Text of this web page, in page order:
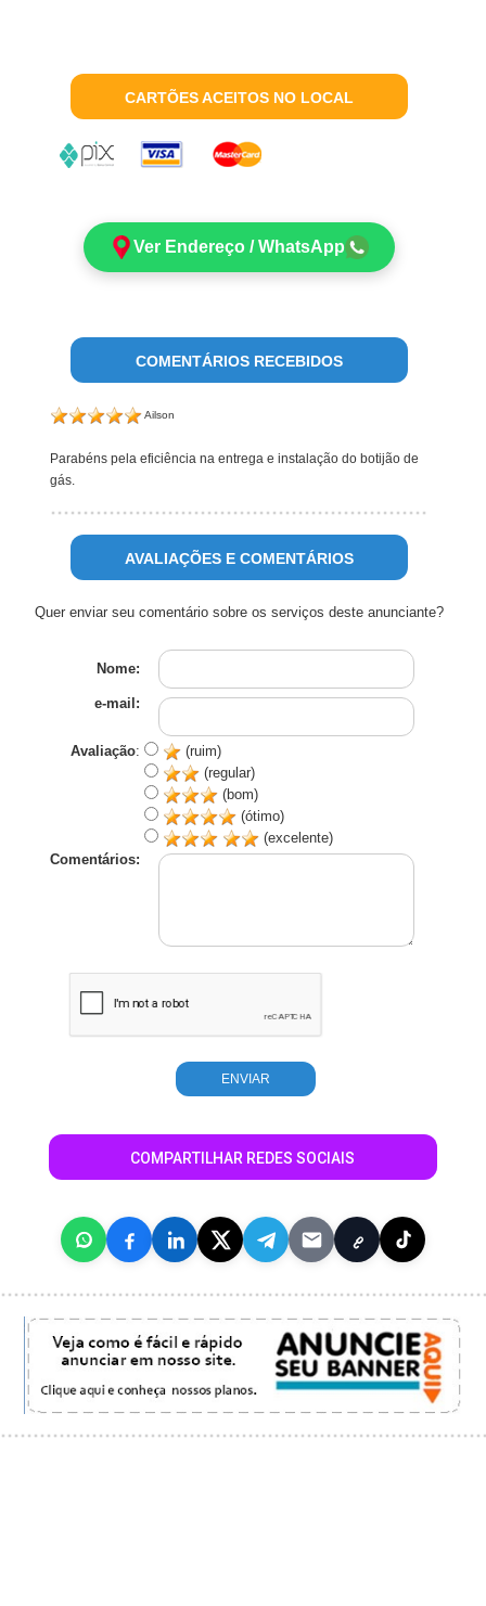
CARTÕES ACEITOS NO LOCAL
Ver Endereço / WhatsApp
COMENTÁRIOS RECEBIDOS
Ailson
Parabéns pela eficiência na entrega e instalação do botijão de
gás.
AVALIAÇÕES E COMENTÁRIOS
Quer enviar seu comentário sobre os serviços deste anunciante?
Nome:
e-mail:
Avaliação:
(ruim)
(regular)
(bom)
(ótimo)
(excelente)
Comentários:
COMPARTILHAR REDES SOCIAIS